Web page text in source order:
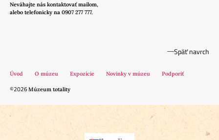
Neváhajte nás kontaktovať mailom,
alebo telefonicky na 0907 277 777.
Späť navrch
Úvod O múzeu Expozície Novinky v múzeu Podporiť
©2026Múzeum totality